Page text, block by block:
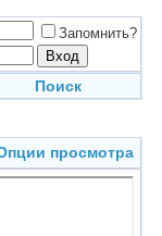
Запомнить?
Поиск
просмотра